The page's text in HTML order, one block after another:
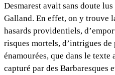
Desmarest avait sans doute
Galland. En effet, on y trouve
hasards providentiels,
risques mortels, d’intrigues de
énamourées, que dans le texte
capturé par des Barbaresques